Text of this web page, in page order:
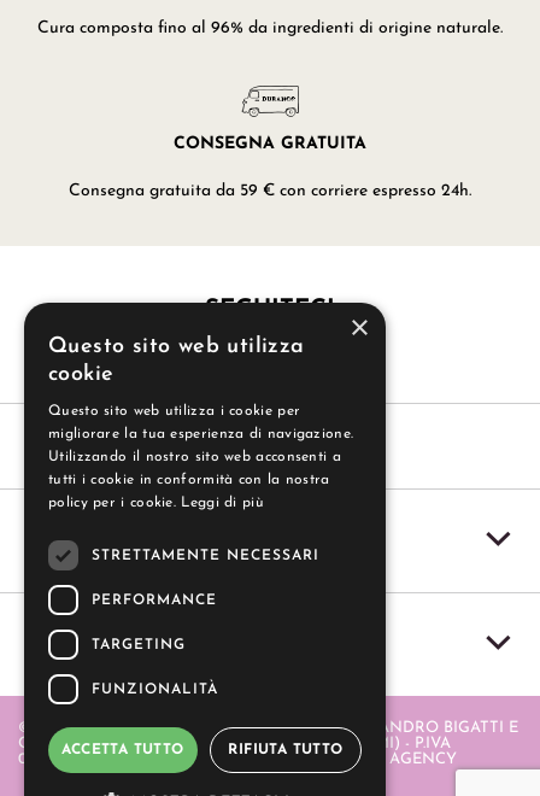
Cura composta fino al 96% da ingredienti di origine naturale.
CONSEGNA GRATUITA
Consegna gratuita da 59 € con corriere espresso 24h.
SEGUITECI
SERVIZIO CLIENTI
IL MIO ACCOUNT
© 2004-2026 GUZZI SAS - GUZZI SAS DI ALESSANDRO BIGATTI E
C. - PIAZZA ITALIA 20 - 20064 GORGONZOLA (MI) - P.IVA
06580880968 . REALIZZATO DA
- APERION WEB AGENCY
×
Questo sito web utilizza
cookie
Questo sito web utilizza i cookie per
migliorare la tua esperienza di navigazione.
Utilizzando il nostro sito web acconsenti a
tutti i cookie in conformità con la nostra
policy per i cookie. Leggi di più
STRETTAMENTE NECESSARI
PERFORMANCE
TARGETING
FUNZIONALITÀ
ACCETTA TUTTO RIFIUTA TUTTO